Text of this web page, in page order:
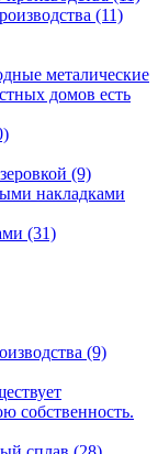
(11)
металические
домов есть
(9)
накладками
(31)
(9)
собственность.